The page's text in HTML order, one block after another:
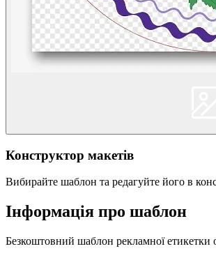
Конструктор макетів
Вибирайте шаблон та редагуйте його в
Інформація про шаблон
Безкоштовний шаблон рекламної етикетки